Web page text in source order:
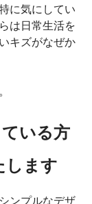
に気にしてい
は日常生活を
キズがなぜか
いる方
します
ンプルなデザ